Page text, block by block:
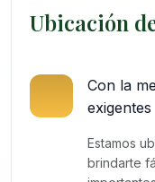
Ubicación
Con la
exigentes
Estamos
brindarte